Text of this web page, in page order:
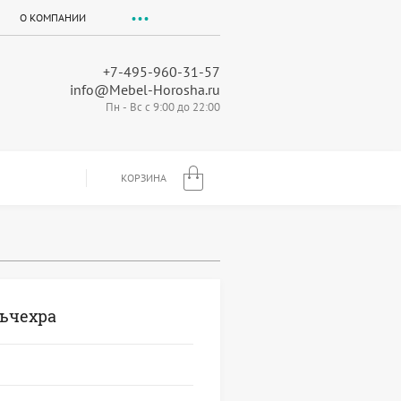
О КОМПАНИИ
+7-495-960-31-57
info@Mebel-Horosha.ru
Пн - Вс с 9:00 до 22:00
КОРЗИНА